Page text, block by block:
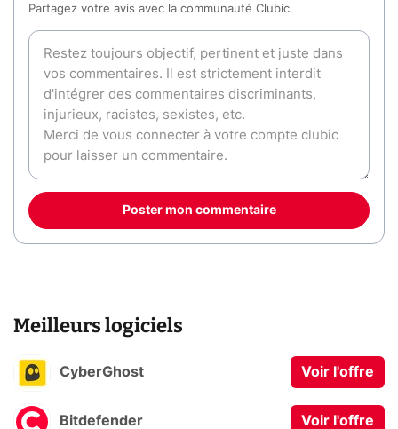
Partagez votre avis avec la communauté Clubic.
Poster mon commentaire
Meilleurs logiciels
CyberGhost Voir l'offre
Bitdefender Voir l'offre